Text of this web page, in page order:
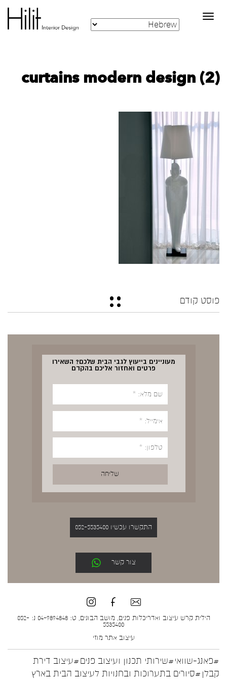
Toggle
navigation
curtains modern design (2)
פוסט קודם
מעוניינים בייעוץ לגבי הבית שלכם? השאירו
פרטים ואחזור אליכם בהקדם
התקשרו עכשיו 052-5535400
צור קשר
הילית קרש עיצוב ואדריכלות פנים, מושב הבונים, ט: 04-9894848 נ: 052-
5535400
עיצוב אתר מוזי
#פאנג-שוואי#שירותי תכנון ועיצוב פנים#עיצוב דירת
קבלן #סיורים בתערוכות ובחנויות לעיצוב הבית בארץ